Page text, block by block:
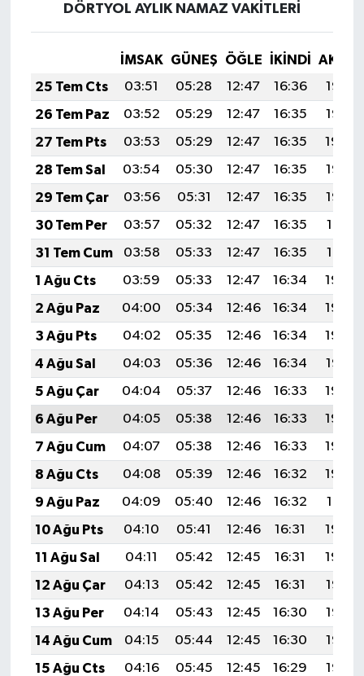
DÖRTYOL AYLIK NAMAZ VAKITLERI
İMSAK GÜNEŞ ÖĞLE İKINDI
25 Tem Cts
03:51 05:28 12:47 16:36
19:55
26 Tem Paz
03:52 05:29 12:47 16:35
19:55
27 Tem Pts
03:53 05:29 12:47 16:35
19:54
28 Tem Sal
03:54 05:30 12:47 16:35
19:53
29 Tem Çar
03:56 05:31 12:47 16:35
19:52
30 Tem Per
03:57 05:32 12:47 16:35
19:51
31 Tem Cum
03:58 05:33 12:47 16:35
19:51
1 Ağu Cts
03:59 05:33 12:47 16:34
19:50
2 Ağu Paz
04:00 05:34 12:46 16:34
19:49
3 Ağu Pts
04:02 05:35 12:46 16:34
19:48
4 Ağu Sal
04:03 05:36 12:46 16:34
19:47
5 Ağu Çar
04:04 05:37 12:46 16:33
19:46
6 Ağu Per
04:05 05:38 12:46 16:33
19:45
7 Ağu Cum
04:07 05:38 12:46 16:33
19:44
8 Ağu Cts
04:08 05:39 12:46 16:32
19:43
9 Ağu Paz
04:09 05:40 12:46 16:32
19:41
10 Ağu Pts
04:10 05:41 12:46 16:31
19:40
11 Ağu Sal
04:11 05:42 12:45 16:31
19:39
12 Ağu Çar
04:13 05:42 12:45 16:31
19:38
13 Ağu Per
04:14 05:43 12:45 16:30
19:37
14 Ağu Cum
04:15 05:44 12:45 16:30
19:36
15 Ağu Cts
04:16 05:45 12:45 16:29
19:35